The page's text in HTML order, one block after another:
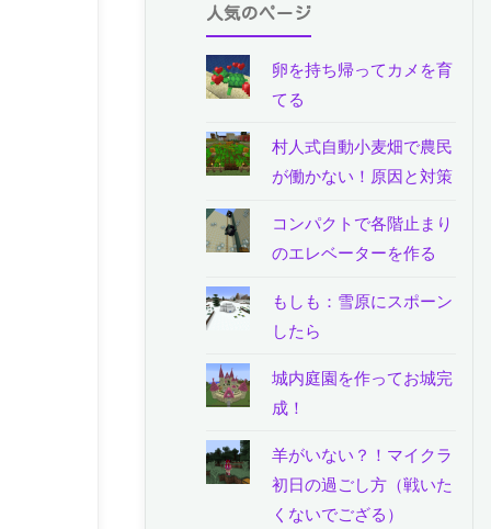
人気のページ
卵を持ち帰ってカメを育
てる
村人式自動小麦畑で農民
が働かない！原因と対策
コンパクトで各階止まり
のエレベーターを作る
もしも：雪原にスポーン
したら
城内庭園を作ってお城完
成！
羊がいない？！マイクラ
初日の過ごし方（戦いた
くないでござる）